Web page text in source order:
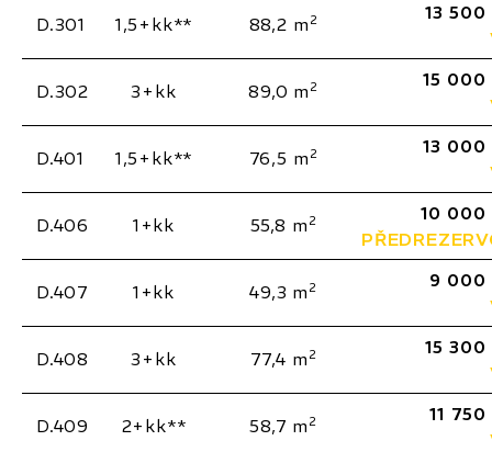
D.301 1,5+kk** 88,2 m 2
13
D.302 3+kk 89,0 m 2
15 000
D.401 1,5+kk** 76,5 m 2
13 000
D.406 1+kk 55,8 m 2
10 000
D.407 1+kk 49,3 m 2
9 000
D.408 3+kk 77,4 m 2
15
D.409 2+kk** 58,7 m 2
11